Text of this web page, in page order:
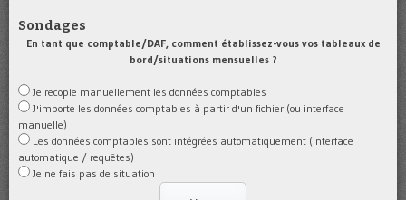
Sondages
En tant que comptable/DAF, comment établissez-vous vos tableaux de
bord/situations mensuelles ?
Je recopie manuellement les données comptables
J'importe les données comptables à partir d'un fichier (ou interface
manuelle)
Les données comptables sont intégrées automatiquement (interface
automatique / requêtes)
Je ne fais pas de situation